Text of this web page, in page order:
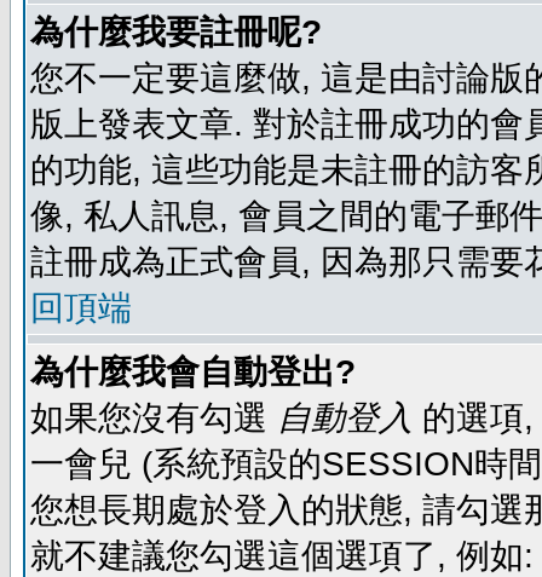
為什麼我要註冊呢?
您不一定要這麼做, 這是由討論
版上發表文章. 對於註冊成功的
的功能, 這些功能是未註冊的訪
像, 私人訊息, 會員之間的電子郵
註冊成為正式會員, 因為那只需要
回頂端
為什麼我會自動登出?
如果您沒有勾選 自動登入 的選項
一會兒 (系統預設的SESSION時
您想長期處於登入的狀態, 請勾
就不建議您勾選這個選項了, 例